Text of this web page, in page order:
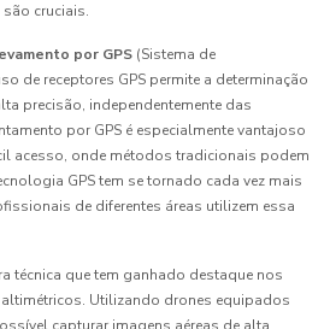
são cruciais.
por GPS (Sistema de
de receptores GPS permite a determinação
precisão, independentemente das
por GPS é especialmente vantajoso
acesso, onde métodos tradicionais podem
GPS tem se tornado cada vez mais
de diferentes áreas utilizem essa
técnica que tem ganhado destaque nos
Utilizando drones equipados